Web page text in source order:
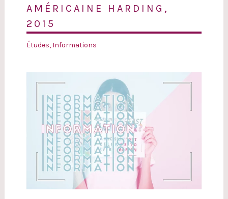
AMÉRICAINE HARDING,
2015
Études, Informations